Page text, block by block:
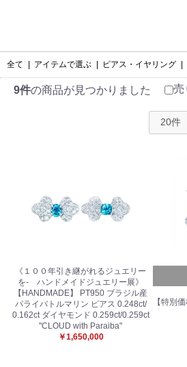
全て アイテムで選ぶ ピアス・イヤリング
9件の商品が見つかりました 売
《１００年引き継がれるジュエリー
を- ハンドメイドジュエリー展》
【HANDMADE】 PT950 ブラジル産
パライバトルマリン ピアス 0.248ct/
0.162ct ダイヤモンド 0.259ct/0.259ct
"CLOUD with Paraiba"
￥1,650,000
【特別